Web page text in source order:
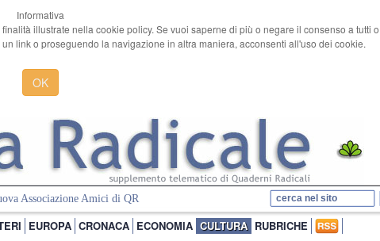
Informativa
illustrate nella cookie policy. Se vuoi saperne di più o negare il consenso a tutti
link o proseguendo la navigazione in altra maniera, acconsenti all'uso dei cookie.
OK
Associazione Amici di QR
EUROPA CRONACA ECONOMIA CULTURA RUBRICHE